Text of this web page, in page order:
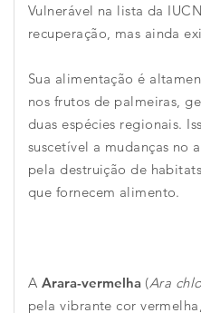
Vulnerável na lista da
recuperação, mas ainda
Sua alimentação é
nos frutos de palmeiras,
duas espécies regionais.
suscetível a mudanças no
pela destruição de
que fornecem alimento.
A Arara-vermelha(Ara
pela vibrante cor